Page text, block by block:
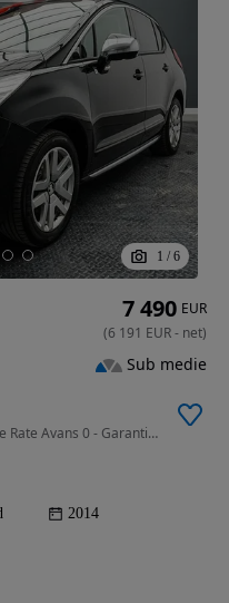
1 / 6
1999 cm3 • 200 CP • Hybrid - Posibilitate Rate Avans 0 - Garantie 12 Luni - IMPECABILA
2014
7 490 EUR
(6 191 EUR- net)
Sub medie